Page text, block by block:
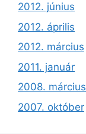
2012. június
2012. április
2012. március
2011. január
2008. március
2007. október